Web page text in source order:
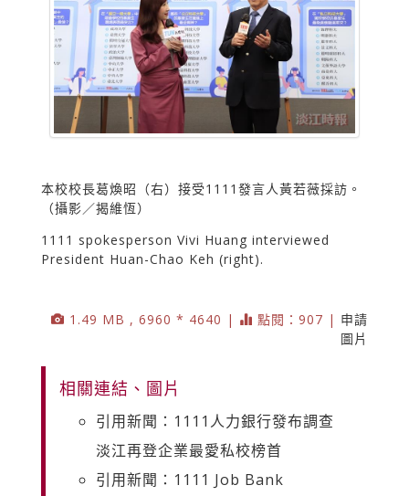
本校校長葛煥昭（右）接受1111發言人黃若薇採訪。
（攝影／揭維恆）
1111 spokesperson Vivi Huang interviewed
President Huan-Chao Keh (right).
1.49 MB , 6960 * 4640 | 點閱：907 | 申請
圖片
相關連結、圖片
引用新聞：1111人力銀行發布調查
淡江再登企業最愛私校榜首
引用新聞：1111 Job Bank